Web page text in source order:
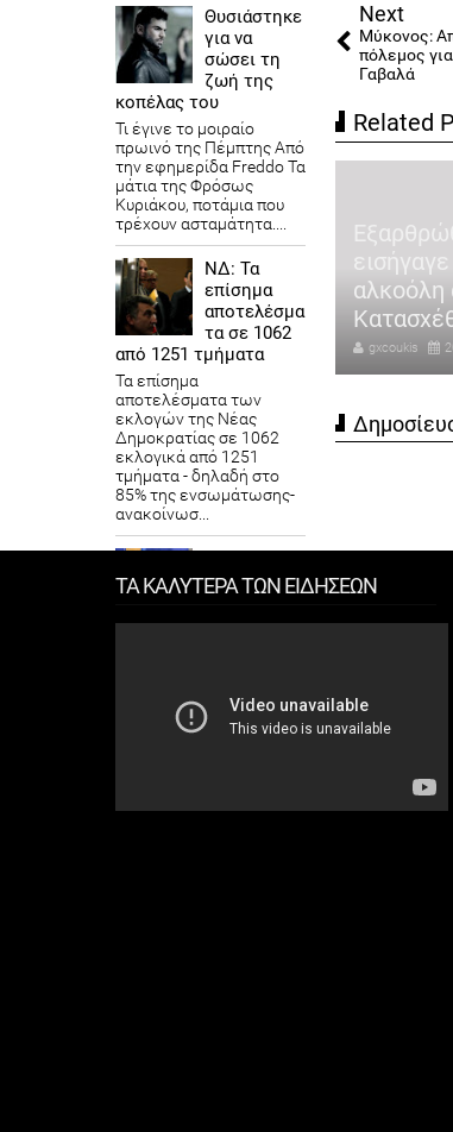
Next
Μύκονος:
πόλεμος
Γαβαλά
Related
στη Μεσσηνία:
που αντιμετώπιζε
προβλήματα ο
που σκότωσε τη
2022-11-08
αλκοόλη
gxcoukis
Θυσιάστηκε
για να
σώσει τη
ζωή της
κοπέλας του
Τι έγινε το μοιραίο
πρωινό της Πέμπτης Από
την εφημερίδα Freddo Τα
μάτια της Φρόσως
Κυριάκου, ποτάμια που
τρέχουν ασταμάτητα....
ΝΔ: Τα
επίσημα
αποτελέσμα
τα σε 1062
από 1251 τμήματα
Τα επίσημα
αποτελέσματα των
εκλογών της Νέας
Δημοκρατίας​ σε 1062
εκλογικά από 1251
τμήματα - δηλαδή στο
85% της ενσωμάτωσης-
ανακοίνωσ...
Τσίπρα για
Ποτέ δεν
Αντώνης Σαμαράς
σήκωσε το γάντι που του
ΤΑ ΚΑΛΥΤΕΡΑ ΤΩΝ ΕΙΔΗΣΕΩΝ